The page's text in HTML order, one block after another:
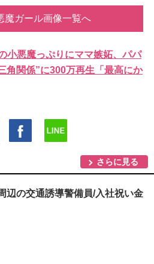
魔ガール画像一覧へ
小悪魔っぷりにママ嫉妬、パパ
角関係”に300万再生「最高にか
さらに見る
辺の交通誘導警備員/入社祝い金